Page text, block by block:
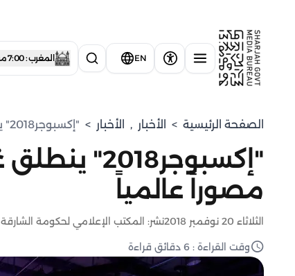
EN المغرب : 7:00 مساءً
الصفحة الرئيسية > الأخبار , الأخبار > "إكسبوجر2018" ينطلق غداً مع 700 صورة و90 مصوراً عالمياً
مصوراً عالمياً
الثلاثاء 20 نوفمبر 2018 نشر: المكتب الإعلامي لحكومة الشارقة
وقت القراءة : 6 دقائق قراءة